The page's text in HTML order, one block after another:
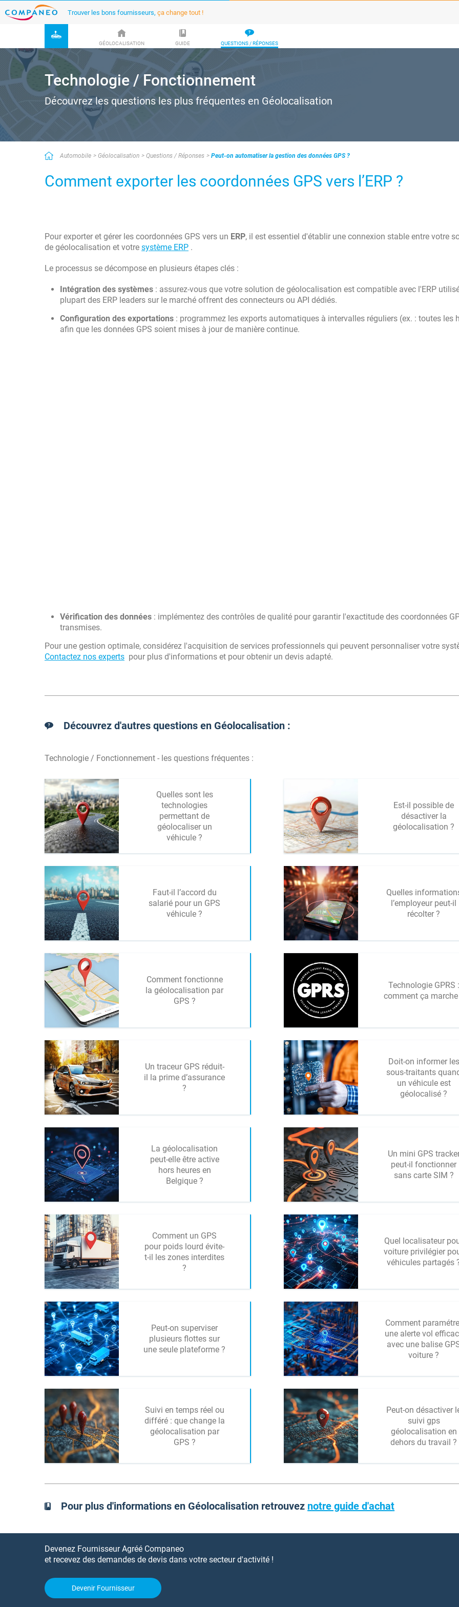
Trouver les bons fournisseurs, ça change tout !
GÉOLOCALISATION GUIDE QUESTIONS / RÉPONSES
Technologie / Fonctionnement
Découvrez les questions les plus fréquentes en Géolocalisation
Automobile Géolocalisation Questions / Réponses Peut-on automatiser la gestion des données GPS ?
Comment exporter les coordonnées GPS vers l’ERP ?
Pour exporter et gérer les coordonnées GPS vers un ERP, il est essentiel d'établir une connexion stable entre votre
de géolocalisation et votre système ERP .
Le processus se décompose en plusieurs étapes clés :
Intégration des systèmes : assurez-vous que votre solution de géolocalisation est compatible avec l'ERP
plupart des ERP leaders sur le marché offrent des connecteurs ou API dédiés.
Configuration des exportations : programmez les exports automatiques à intervalles réguliers (ex. : toutes les
afin que les données GPS soient mises à jour de manière continue.
Vérification des données : implémentez des contrôles de qualité pour garantir l'exactitude des coordonnées
transmises.
Pour une gestion optimale, considérez l'acquisition de services professionnels qui peuvent personnaliser votre
Contactez nos experts pour plus d'informations et pour obtenir un devis adapté.
Découvrez d'autres questions en Géolocalisation :
Technologie / Fonctionnement - les questions fréquentes :
Quelles sont les
technologies
permettant de
géolocaliser un
véhicule ?
Est-il possible de
désactiver la
géolocalisation ?
Faut-il l’accord du
salarié pour un GPS
véhicule ?
Quelles
l’employeur peut-il
récolter ?
Comment fonctionne
la géolocalisation par
GPS ?
Technologie GPRS :
comment ça marche
Un traceur GPS réduit-
il la prime d’assurance
?
Doit-on informer les
sous-traitants
un véhicule est
géolocalisé ?
La géolocalisation
peut-elle être active
hors heures en
Belgique ?
Un mini GPS
peut-il fonctionner
sans carte SIM ?
Comment un GPS
pour poids lourd évite-
t-il les zones interdites
?
Quel localisateur
voiture privilégier
véhicules partagés
Peut-on superviser
plusieurs flottes sur
une seule plateforme ?
Comment
une alerte vol
avec une balise
voiture ?
Suivi en temps réel ou
différé : que change la
géolocalisation par
GPS ?
Peut-on désactiver
suivi gps
géolocalisation en
dehors du travail ?
Pour plus d'informations en Géolocalisation retrouvez notre guide d'achat
Devenez Fournisseur Agréé Companeo
et recevez des demandes de devis dans votre secteur d'activité !
Devenir Fournisseur